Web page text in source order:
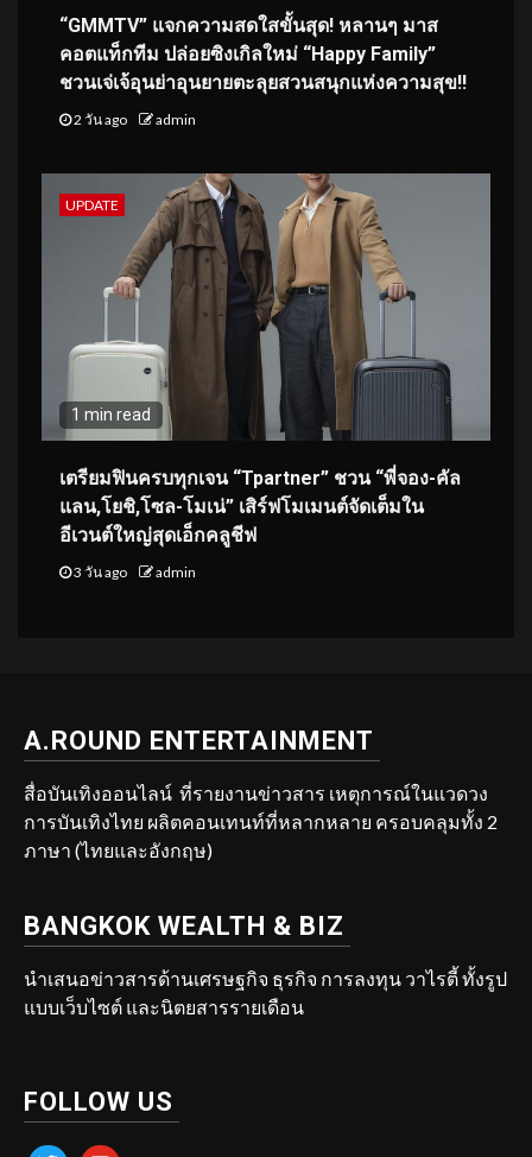
“GMMTV” แจกความสดใสขั้นสุด! หลานๆ มาส
คอตแท็กทีม ปล่อยซิงเกิลใหม่ “Happy Family”
ชวนเจ่เจ้อุนย่าอุนยายตะลุยสวนสนุกแห่งความสุข!!
2 วัน ago admin
UPDATE
1 min read
เตรียมฟินครบทุกเจน “Tpartner” ชวน “พี่จอง-คัล
แลน,โยชิ,โซล-โมเน่” เสิร์ฟโมเมนต์จัดเต็มใน
อีเวนต์ใหญ่สุดเอ็กคลูชีฟ
3 วัน ago admin
A.ROUND ENTERTAINMENT
สื่อบันเทิงออนไลน์ ที่รายงานข่าวสาร เหตุการณ์ในแวดวง
การบันเทิงไทย ผลิตคอนเทนท์ที่หลากหลาย ครอบคลุมทั้ง 2
ภาษา (ไทยและอังกฤษ)
BANGKOK WEALTH & BIZ
นำเสนอข่าวสารด้านเศรษฐกิจ ธุรกิจ การลงทุน วาไรตี้ ทั้งรูป
แบบเว็บไซต์ และนิตยสารรายเดือน
FOLLOW US